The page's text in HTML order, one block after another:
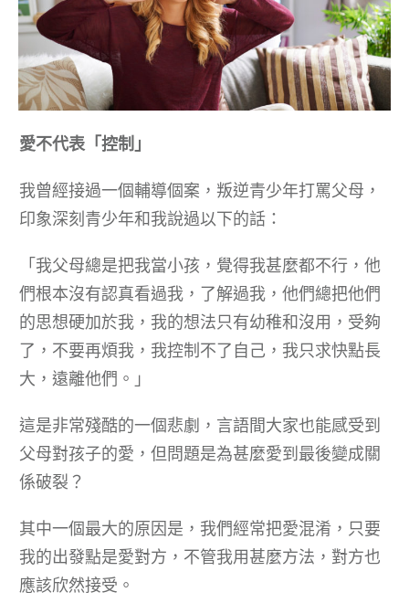
愛不代表「控制」
我曾經接過一個輔導個案，叛逆青少年打罵父母，
印象深刻青少年和我說過以下的話：
「我父母總是把我當小孩，覺得我甚麼都不行，他
們根本沒有認真看過我，了解過我，他們總把他們
的思想硬加於我，我的想法只有幼稚和沒用，受夠
了，不要再煩我，我控制不了自己，我只求快點長
大，遠離他們。」
這是非常殘酷的一個悲劇，言語間大家也能感受到
父母對孩子的愛，但問題是為甚麼愛到最後變成關
係破裂？
其中一個最大的原因是，我們經常把愛混淆，只要
我的出發點是愛對方，不管我用甚麼方法，對方也
應該欣然接受。